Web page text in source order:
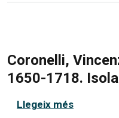
Coronelli,
1650-1718.
Llegeix méssobre